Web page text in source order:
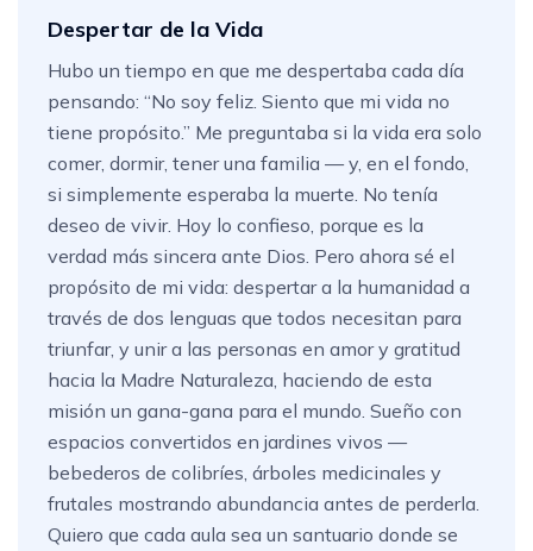
Despertar de la Vida
Hubo un tiempo en que me despertaba cada día
pensando: “No soy feliz. Siento que mi vida no
tiene propósito.” Me preguntaba si la vida era solo
comer, dormir, tener una familia — y, en el fondo,
si simplemente esperaba la muerte. No tenía
deseo de vivir. Hoy lo confieso, porque es la
verdad más sincera ante Dios. Pero ahora sé el
propósito de mi vida: despertar a la humanidad a
través de dos lenguas que todos necesitan para
triunfar, y unir a las personas en amor y gratitud
hacia la Madre Naturaleza, haciendo de esta
misión un gana-gana para el mundo. Sueño con
espacios convertidos en jardines vivos —
bebederos de colibríes, árboles medicinales y
frutales mostrando abundancia antes de perderla.
Quiero que cada aula sea un santuario donde se